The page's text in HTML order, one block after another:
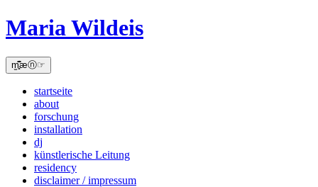
Skip
to
Maria Wildeis
m̫̻͆͊æⓝ☞
startseite
about
forschung
installation
dj
künstlerische Leitung
residency
disclaimer / impressum